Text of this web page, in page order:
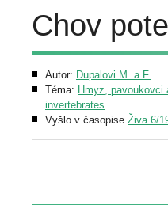
Chov
Autor: Dupalovi M. a F.
Téma: Hmyz, pavoukovci
invertebrates
Vyšlo v časopise Živa 6/